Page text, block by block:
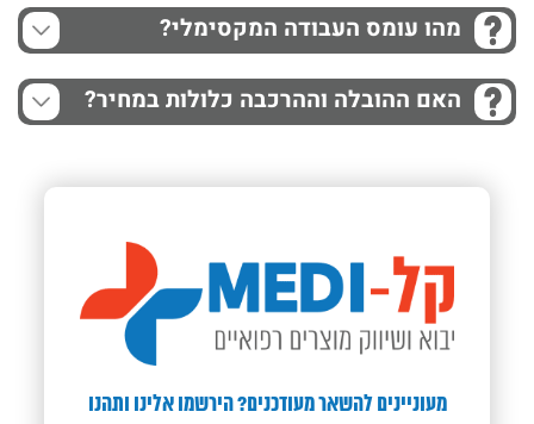
מהו עומס העבודה המקסימלי?
האם ההובלה וההרכבה כלולות במחיר?
מעוניינים להשאר מעודכנים? הירשמו אלינו ותהנו